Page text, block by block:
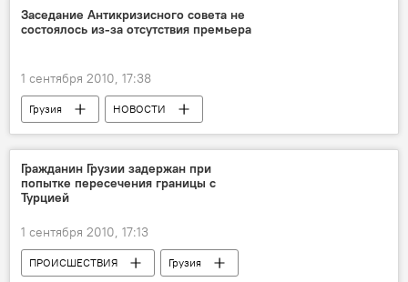
Заседание Антикризисного совета не
состоялось из-за отсутствия премьера
1 сентября 2010, 17:38
Грузия НОВОСТИ
Гражданин Грузии задержан при
попытке пересечения границы с
Турцией
1 сентября 2010, 17:13
ПРОИСШЕСТВИЯ
Грузия